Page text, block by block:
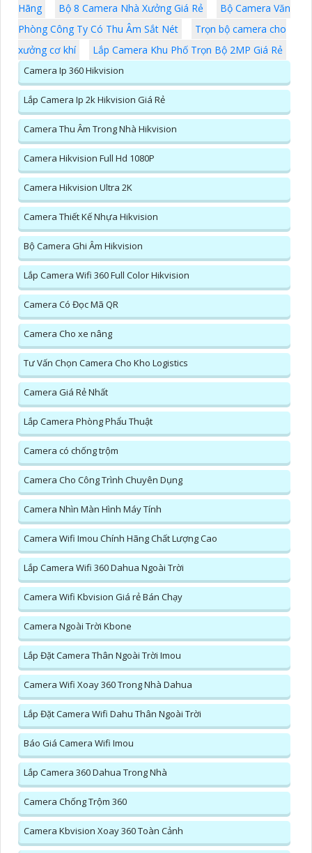
Hãng
Bộ 8 Camera Nhà Xưởng Giá Rẻ
Bộ Camera Văn
Phòng Công Ty Có Thu Âm Sắt Nét
Trọn bộ camera cho
xưởng cơ khí
Lắp Camera Khu Phố Trọn Bộ 2MP Giá Rẻ
Camera Ip 360 Hikvision
Lắp Camera Ip 2k Hikvision Giá Rẻ
Camera Thu Âm Trong Nhà Hikvision
Camera Hikvision Full Hd 1080P
Camera Hikvision Ultra 2K
Camera Thiết Kế Nhựa Hikvision
Bộ Camera Ghi Âm Hikvision
Lắp Camera Wifi 360 Full Color Hikvision
Camera Có Đọc Mã QR
Camera Cho xe nâng
Tư Vấn Chọn Camera Cho Kho Logistics
Camera Giá Rẻ Nhất
Lắp Camera Phòng Phẩu Thuật
Camera có chống trộm
Camera Cho Công Trình Chuyên Dụng
Camera Nhìn Màn Hình Máy Tính
Camera Wifi Imou Chính Hãng Chất Lượng Cao
Lắp Camera Wifi 360 Dahua Ngoài Trời
Camera Wifi Kbvision Giá rẻ Bán Chạy
Camera Ngoài Trời Kbone
Lắp Đặt Camera Thân Ngoài Trời Imou
Camera Wifi Xoay 360 Trong Nhà Dahua
Lắp Đặt Camera Wifi Dahu Thân Ngoài Trời
Báo Giá Camera Wifi Imou
Lắp Camera 360 Dahua Trong Nhà
Camera Chống Trộm 360
Camera Kbvision Xoay 360 Toàn Cảnh